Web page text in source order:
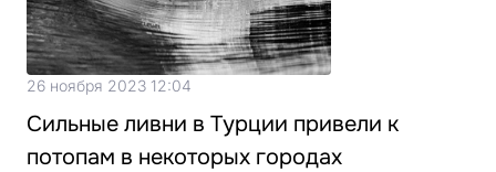
26 ноября 2023 12:04
Сильные ливни в Турции привели к
потопам в некоторых городах